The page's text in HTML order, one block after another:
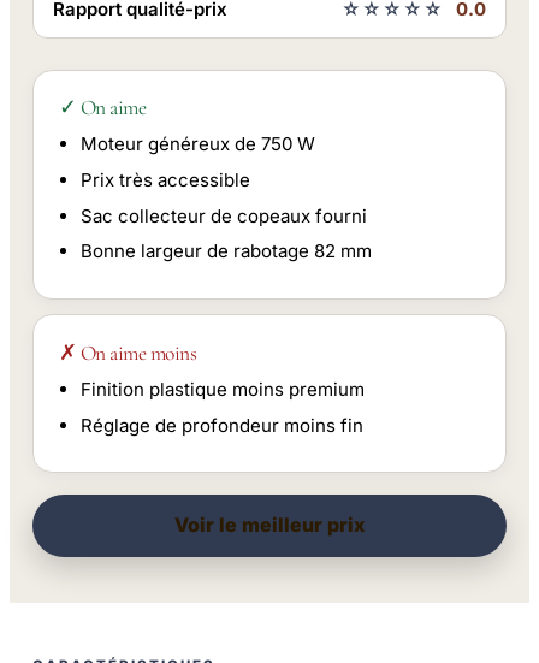
Rapport qualité-prix ☆☆☆☆☆ 0.0
✓ On aime
Moteur généreux de 750 W
Prix très accessible
Sac collecteur de copeaux fourni
Bonne largeur de rabotage 82 mm
✗ On aime moins
Finition plastique moins premium
Réglage de profondeur moins fin
Voir le meilleur prix